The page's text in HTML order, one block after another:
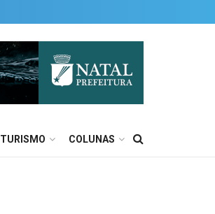
TURISMO COLUNAS